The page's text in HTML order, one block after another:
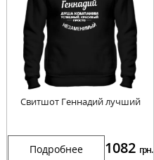
Свитшот Геннадий лучший
Подробнее 1082 грн.